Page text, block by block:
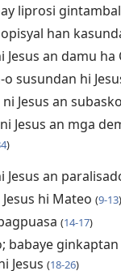
liprosi gintambal
han
Jesus an damu ha
susundan hi
Jesus an subasko
Jesus an mga
)
Jesus an
hi Mateo (9-13)
(14-17)
babaye
Jesus (18-26)